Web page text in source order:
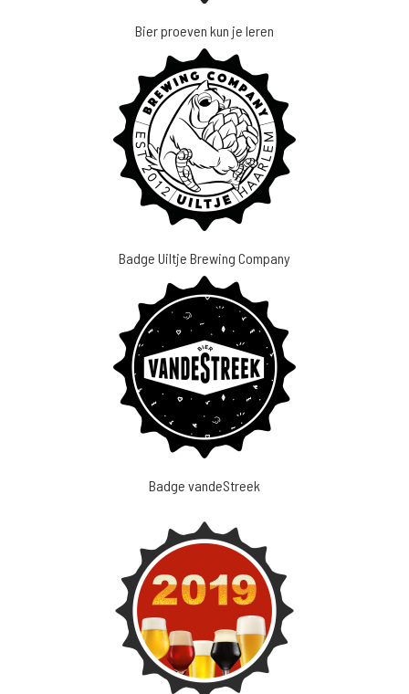
Bier proeven kun je leren
Badge Uiltje Brewing Company
Badge vandeStreek